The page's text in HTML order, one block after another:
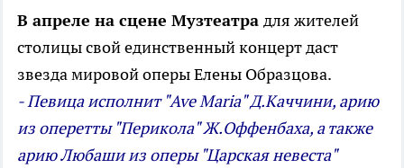
В апреле на сцене Музтеатра для жителей
столицы свой единственный концерт даст
звезда мировой оперы Елены Образцова.
- Певица исполнит "Ave Maria" Д.Каччини, арию
из оперетты "Перикола" Ж.Оффенбаха, а также
арию Любаши из оперы "Царская невеста"